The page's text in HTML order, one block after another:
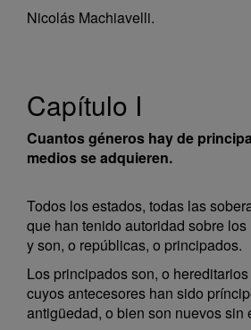
Nicolás Machiavelli.
Capítulo I
Cuantos géneros hay de
medios se adquieren.
Todos los estados, todas las
que han tenido autoridad sobre
y son, o repúblicas, o principados.
Los principados son, o
cuyos antecesores han sido
antigüedad, o bien son nuevos sin